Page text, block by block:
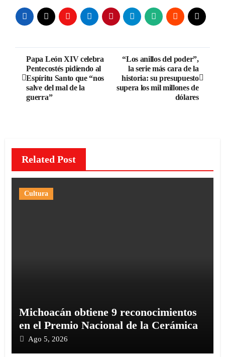
Navegación
de
entradas
Papa León XIV celebra
Pentecostés pidiendo al
Espíritu Santo que “nos
salve del mal de la
guerra”
“Los anillos del poder”,
la serie más cara de la
historia: su presupuesto
supera los mil millones de
dólares
Related Post
Cultura
Michoacán obtiene 9 reconocimientos
en el Premio Nacional de la Cerámica
Ago 5, 2026